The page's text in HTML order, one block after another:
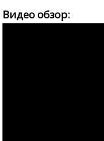
Видео обзор: